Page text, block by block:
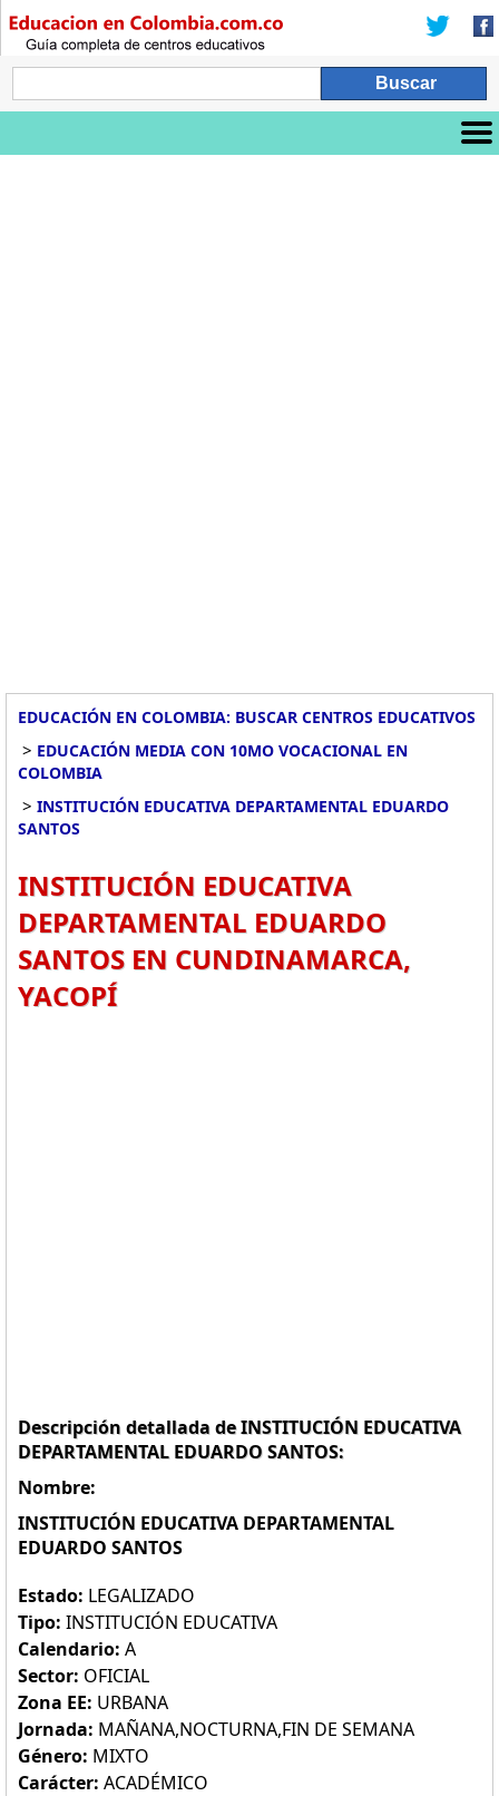
EDUCACIÓN EN COLOMBIA: BUSCAR CENTROS EDUCATIVOS
> EDUCACIÓN MEDIA CON 10MO VOCACIONAL EN
COLOMBIA
> INSTITUCIÓN EDUCATIVA DEPARTAMENTAL EDUARDO
SANTOS
INSTITUCIÓN EDUCATIVA
DEPARTAMENTAL EDUARDO
SANTOS EN CUNDINAMARCA,
YACOPÍ
Descripción detallada de INSTITUCIÓN EDUCATIVA
DEPARTAMENTAL EDUARDO SANTOS:
Nombre:
INSTITUCIÓN EDUCATIVA DEPARTAMENTAL
EDUARDO SANTOS
Estado: LEGALIZADO
Tipo: INSTITUCIÓN EDUCATIVA
Calendario: A
Sector: OFICIAL
Zona EE: URBANA
Jornada: MAÑANA,NOCTURNA,FIN DE SEMANA
Género: MIXTO
Carácter: ACADÉMICO